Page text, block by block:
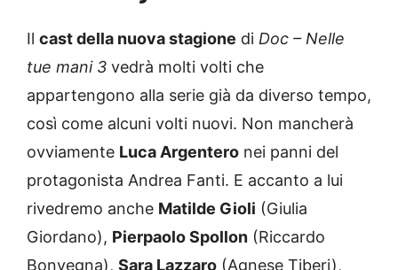
Il cast della nuova stagione di Doc – Nelle
tue mani 3 vedrà molti volti che
appartengono alla serie già da diverso tempo,
così come alcuni volti nuovi. Non mancherà
ovviamente Luca Argentero nei panni del
protagonista Andrea Fanti. E accanto a lui
rivedremo anche Matilde Gioli (Giulia
Giordano), Pierpaolo Spollon (Riccardo
Bonvegna), Sara Lazzaro (Agnese Tiberi),